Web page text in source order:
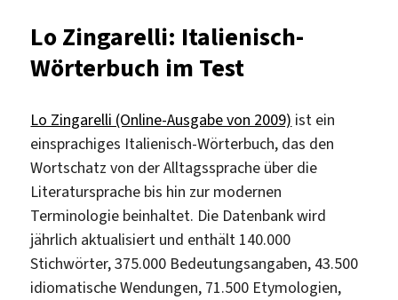
della
lingua
latina
Lo Zingarelli: Italienisch-
Wörterbuch im Test
Lo Zingarelli (Online-Ausgabe von 2009) ist ein
einsprachiges Italienisch-Wörterbuch, das den
Wortschatz von der Alltagssprache über die
Literatursprache bis hin zur modernen
Terminologie beinhaltet. Die Datenbank wird
jährlich aktualisiert und enthält 140.000
Stichwörter, 375.000 Bedeutungsangaben, 43.500
idiomatische Wendungen, 71.500 Etymologien,